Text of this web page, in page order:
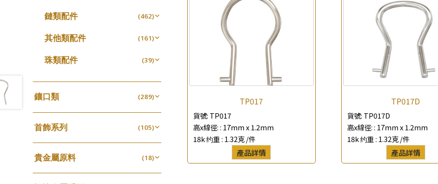
聯絡電話
查詢以下產品
TP017
貨號: TP017
高x線徑: : 17mm x 1.2mm
18k 约重 : 1.32克 /件
產品詳情
TP017D
貨號: TP017D
高x線徑: : 17mm x 1.2mm
18k 约重 : 1.32克 /件
產品詳情
嘴唇鏈系列 (3)
竹節鏈系列 (5)
珍珠鏈系列
坦克鏈系列 (9)
滿天星鏈系列 (2)
刀片鏈系列 (4)
方假繩鏈系列 (1)
心心鏈系列
鏈類配件 (462)
動感車花吊墜
生圈扣系列 (13)
鴨俐制系列 (18)
字印牌系列
字母吊墜 (20)
相盒吊墜 (11)
項鏈吊墜 (102)
生肖吊墜 (27)
其他類配件 (161)
珠盤系列
焊片及鐳射綫 (2)
空心車花管 (19)
其他
珠類配件 (39)
空心光身珠
空心批花珠
鑲口類 (289)
四爪頭系列 (20)
六爪頭系列 (41)
車花片 (35)
動感車花片 (20)
鑲口戒指 (16)
首飾系列 (105)
手镯系列 (8)
戒指系列 (8)
空心耳環 (27)
貴金屬原料 (18)
千足金 (18)